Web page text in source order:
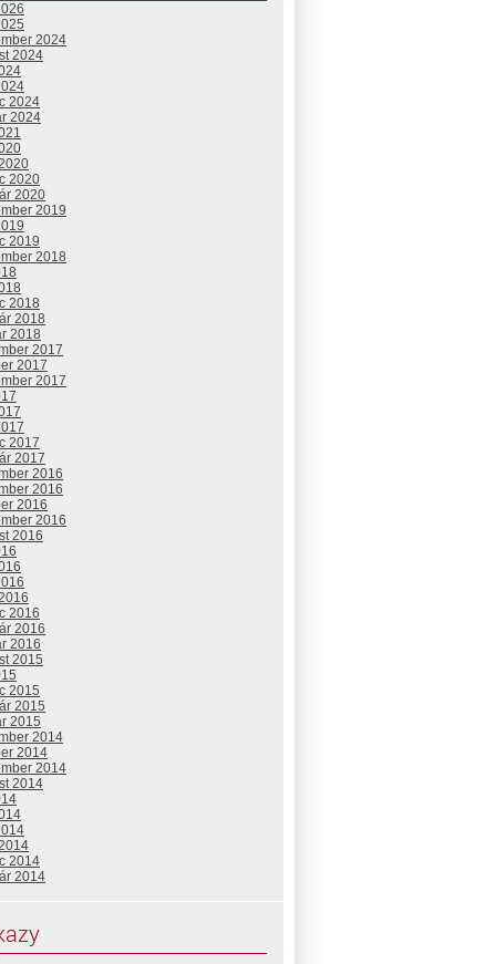
2024
2024
2024
2024
2020
2020
2019
2019
2018
2018
2018
2018
2017
2017
2017
2017
2017
2016
2016
2016
2016
2016
2016
2016
2016
2015
2015
2015
2015
2014
2014
2014
2014
2014
2014